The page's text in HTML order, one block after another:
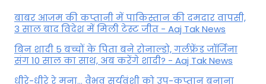
बाबर आजम की कप्तानी में पाकिस्तान की दमदार वापसी,
3 साल बाद विदेश में मिली टेस्ट जीत - Aaj Tak News
बिन शादी 5 बच्चों के पिता बने रोनाल्डो, गर्लफ्रेंड जॉर्जिना
संग 10 साल का साथ, अब करेंगे शादी? - Aaj Tak News
धीरे-धीरे रे मना… वैभव सूर्यवंशी को उप-कप्तान बनाना